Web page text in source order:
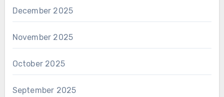
December 2025
November 2025
October 2025
September 2025